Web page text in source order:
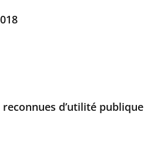
d’utilité publique